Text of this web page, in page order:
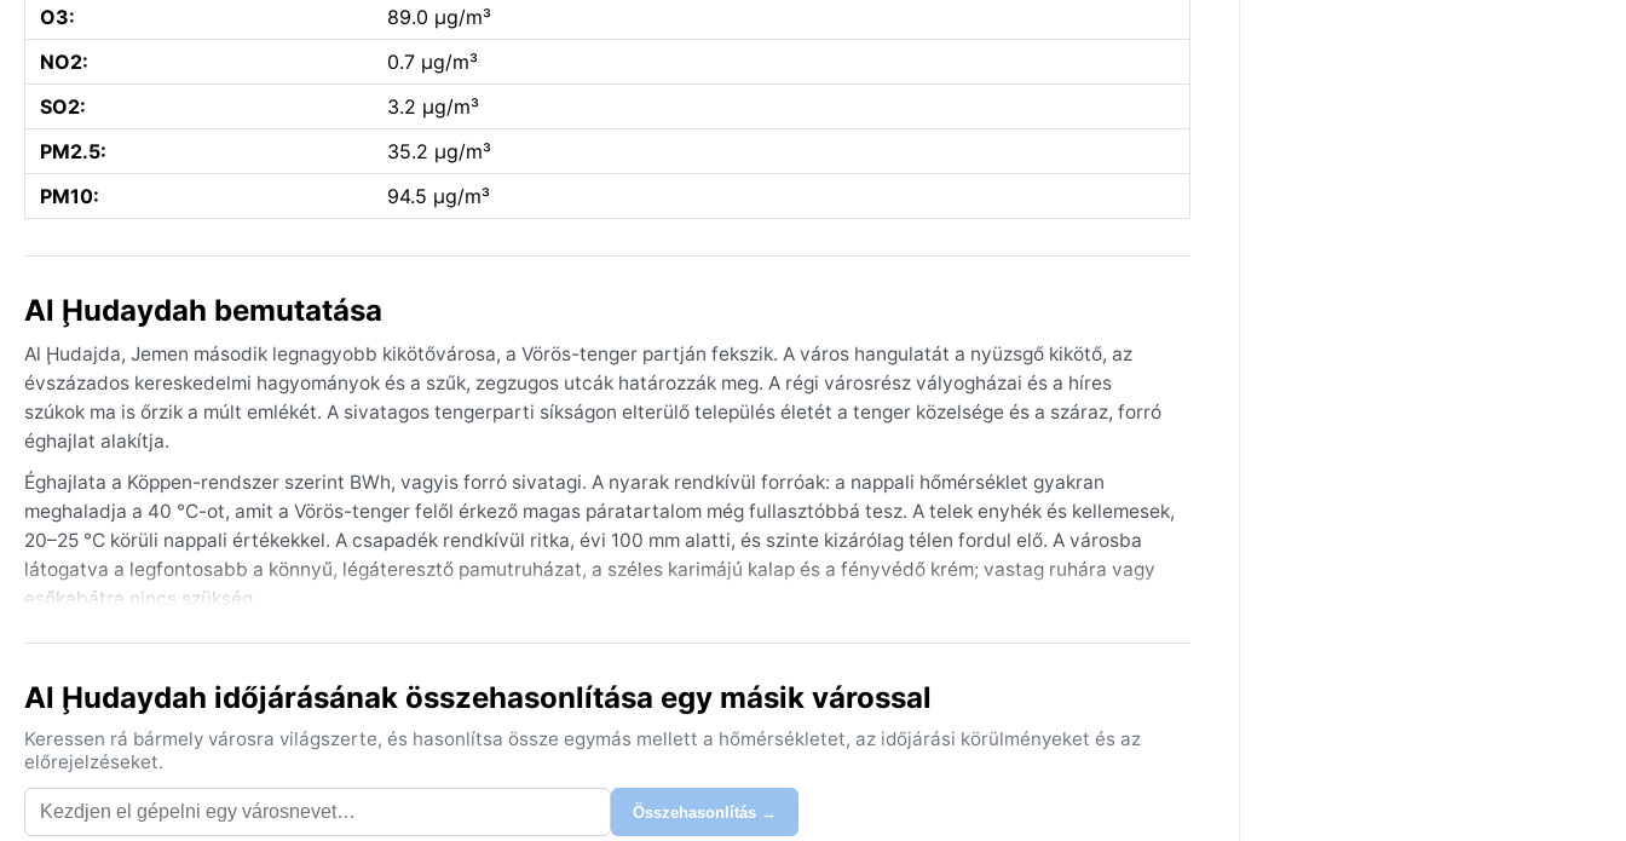
O3:
89.0 µg/m³
NO2:
0.7 µg/m³
SO2:
3.2 µg/m³
PM2.5:
35.2 µg/m³
PM10:
94.5 µg/m³
Al Ḩudaydah bemutatása
Al Ḩudajda, Jemen második legnagyobb kikötővárosa, a Vörös-tenger partján fekszik. A város hangulatát a nyüzsgő kikötő, az
évszázados kereskedelmi hagyományok és a szűk, zegzugos utcák határozzák meg. A régi városrész vályogházai és a híres
szúkok ma is őrzik a múlt emlékét. A sivatagos tengerparti síkságon elterülő település életét a tenger közelsége és a száraz, forró
éghajlat alakítja.
Éghajlata a Köppen-rendszer szerint BWh, vagyis forró sivatagi. A nyarak rendkívül forróak: a nappali hőmérséklet gyakran
meghaladja a 40 °C-ot, amit a Vörös-tenger felől érkező magas páratartalom még fullasztóbbá tesz. A telek enyhék és kellemesek,
20–25 °C körüli nappali értékekkel. A csapadék rendkívül ritka, évi 100 mm alatti, és szinte kizárólag télen fordul elő. A városba
látogatva a legfontosabb a könnyű, légáteresztő pamutruházat, a széles karimájú kalap és a fényvédő krém; vastag ruhára vagy
esőkabátra nincs szükség.
Időjárás szempontjából a legkedvezőbb időszak a november és február közötti hónapok, amikor a hőség enyhül, és a páratartalom
időt. Emellett a Vörös-tenger térségében előfordulhatnak trópusi ciklonok, bár ezek ritkán érik el a partot. A városban nincs
szükség télikabátra vagy esőkabátra; a forróság és a por az, amire fel kell készülni. A legfontosabb, hogy a látogató tisztában
legyen a széls
Al Ḩudaydah időjárásának összehasonlítása egy másik várossal
Keressen rá bármely városra világszerte, és hasonlítsa össze egymás mellett a hőmérsékletet, az időjárási körülményeket és az
előrejelzéseket.
Összehasonlítás →